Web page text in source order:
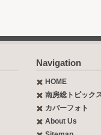
Navigation
HOME
南房総トピック
カバーフォト
About Us